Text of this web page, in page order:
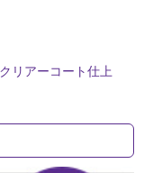
リアーコート仕上